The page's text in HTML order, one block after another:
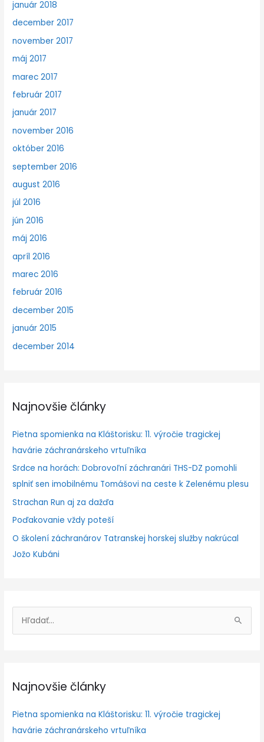
január 2018
december 2017
november 2017
máj 2017
marec 2017
február 2017
január 2017
november 2016
október 2016
september 2016
august 2016
júl 2016
jún 2016
máj 2016
apríl 2016
marec 2016
február 2016
december 2015
január 2015
december 2014
Najnovšie články
Pietna spomienka na Kláštorisku: 11. výročie tragickej
havárie záchranárskeho vrtuľníka
Srdce na horách: Dobrovoľní záchranári THS-DZ pomohli
splniť sen imobilnému Tomášovi na ceste k Zelenému plesu
Strachan Run aj za dažďa
Poďakovanie vždy poteší
O školení záchranárov Tatranskej horskej služby nakrúcal
Jožo Kubáni
y
a
a
ť
Najnovšie články
Pietna spomienka na Kláštorisku: 11. výročie tragickej
havárie záchranárskeho vrtuľníka